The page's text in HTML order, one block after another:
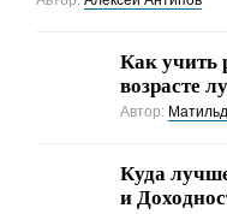
Как учить
возрасте
Автор:
Куда
и